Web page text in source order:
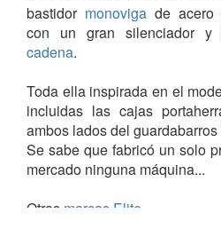
bastidor monoviga de acero
con un gran silenciador y
cadena.
Toda ella inspirada en el
incluidas las cajas
ambos lados del guardabarros
Se sabe que fabricó un solo
mercado ninguna máquina...
Otras marcas Elite